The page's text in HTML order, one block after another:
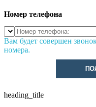
Номер телефона
Вам будет совершен
номера.
heading_title